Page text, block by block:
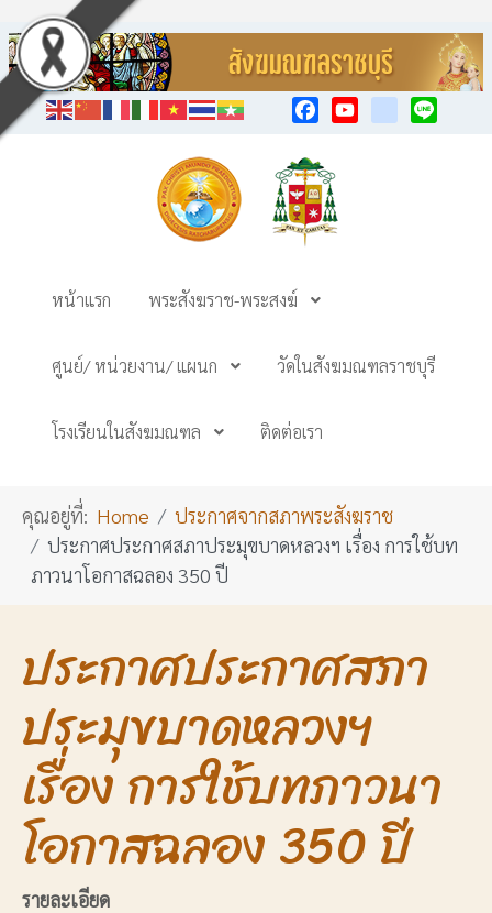
หน้าแรก พระสังฆราช-พระสงฆ์
ศูนย์/ หน่วยงาน/ แผนก วัดในสังฆมณฑลราชบุรี
โรงเรียนในสังฆมณฑล ติดต่อเรา
คุณอยู่ที่: Home
ประกาศจากสภาพระสังฆราช
ประกาศประกาศสภาประมุขบาดหลวงฯ เรื่อง การใช้บท
ภาวนาโอกาสฉลอง 350 ปี
ประกาศประกาศสภา
ประมุขบาดหลวงฯ
เรื่อง การใช้บทภาวนา
โอกาสฉลอง 350 ปี
รายละเอียด